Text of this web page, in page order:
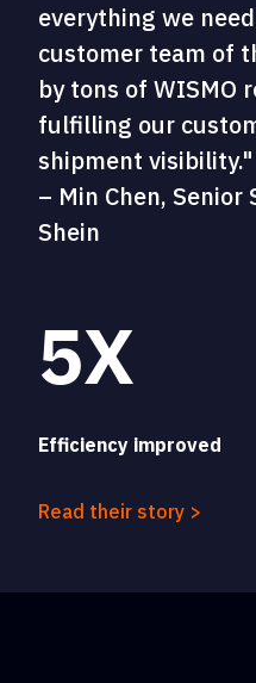
everything we
customer team of
by tons of WISMO
fulfilling our
shipment visibility."
– Min Chen, Senior
Shein
5X
Efficiency improved
Read their story >